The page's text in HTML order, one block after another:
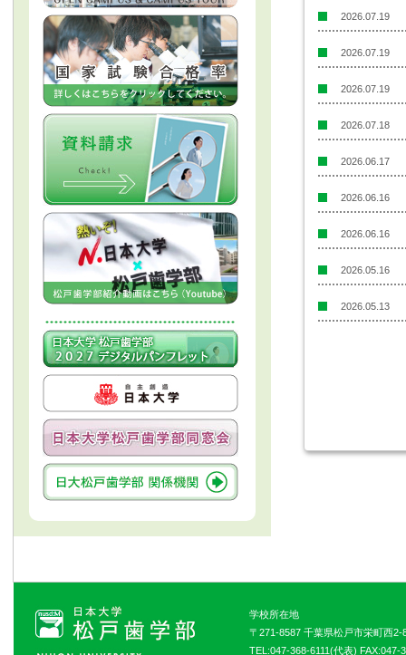
2026.07.19
2026.07.19
2026.07.19
2026.07.18
2026.06.17
2026.06.16
2026.06.16
2026.05.16
2026.05.13
学校所在地
〒271-8587 千葉県松戸市栄町西2-
TEL:047-368-6111(代表) FAX:047-